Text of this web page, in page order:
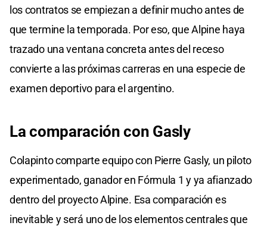
los contratos se empiezan a definir mucho antes de
que termine la temporada. Por eso, que Alpine haya
trazado una ventana concreta antes del receso
convierte a las próximas carreras en una especie de
examen deportivo para el argentino.
La comparación con Gasly
Colapinto comparte equipo con Pierre Gasly, un piloto
experimentado, ganador en Fórmula 1 y ya afianzado
dentro del proyecto Alpine. Esa comparación es
inevitable y será uno de los elementos centrales que